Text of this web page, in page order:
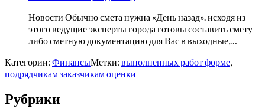
Новости Обычно смета нужна «День назад». исходя из
этого ведущие эксперты города готовы составить смету
либо сметную документацию для Вас в выходные,…
Категории: ФинансыМетки: выполненных работ форме,
подрядчикам заказчикам оценки
Рубрики